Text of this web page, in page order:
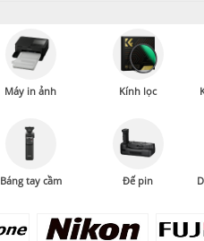
Máy in ảnh Kính lọc
Báng tay cầm Đế pin